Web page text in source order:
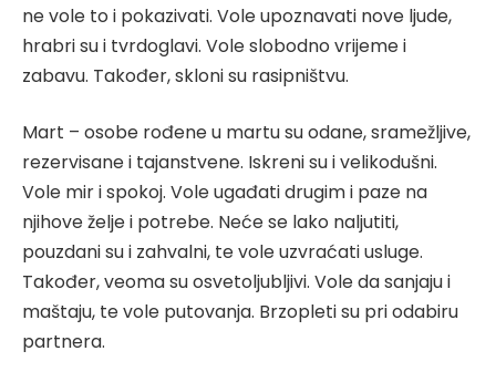
ne vole to i pokazivati. Vole upoznavati nove ljude,
hrabri su i tvrdoglavi. Vole slobodno vrijeme i
zabavu. Također, skloni su rasipništvu.
Mart – osobe rođene u martu su odane, sramežljive,
rezervisane i tajanstvene. Iskreni su i velikodušni.
Vole mir i spokoj. Vole ugađati drugim i paze na
njihove želje i potrebe. Neće se lako naljutiti,
pouzdani su i zahvalni, te vole uzvraćati usluge.
Također, veoma su osvetoljubljivi. Vole da sanjaju i
maštaju, te vole putovanja. Brzopleti su pri odabiru
partnera.